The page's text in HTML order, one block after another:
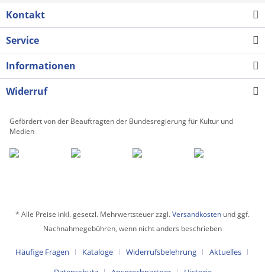
Kontakt
Service
Informationen
Widerruf
Gefördert von der Beauftragten der Bundesregierung für Kultur und
Medien
* Alle Preise inkl. gesetzl. Mehrwertsteuer zzgl.Versandkosten und ggf.
Nachnahmegebühren, wenn nicht anders beschrieben
Häufige Fragen Kataloge Widerrufsbelehrung
Aktuelles